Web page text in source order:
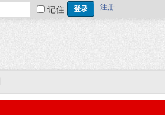
记住 注册